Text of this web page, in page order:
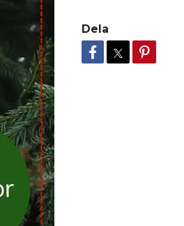
Dela